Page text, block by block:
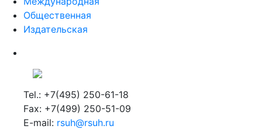
Общественная
Издательская
Tel.: +7(495) 250-61-18
Fax: +7(499) 250-51-09
E-mail: rsuh@rsuh.ru